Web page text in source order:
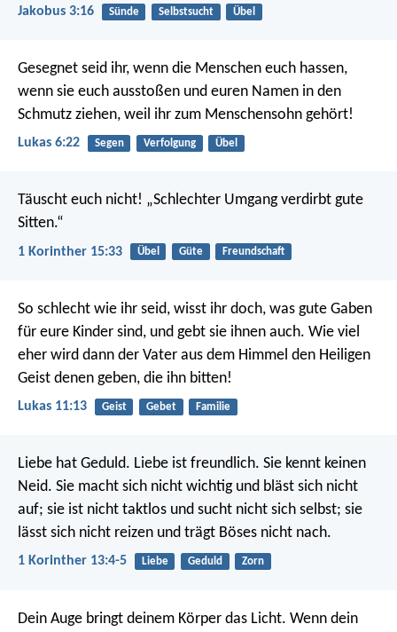
Jakobus 3:16 Sünde Selbstsucht Übel
Gesegnet seid ihr, wenn die Menschen euch hassen,
wenn sie euch ausstoßen und euren Namen in den
Schmutz ziehen, weil ihr zum Menschensohn gehört!
Lukas 6:22 Segen Verfolgung Übel
Täuscht euch nicht! „Schlechter Umgang verdirbt gute
Sitten.“
1 Korinther 15:33 Übel Güte Freundschaft
So schlecht wie ihr seid, wisst ihr doch, was gute Gaben
für eure Kinder sind, und gebt sie ihnen auch. Wie viel
eher wird dann der Vater aus dem Himmel den Heiligen
Geist denen geben, die ihn bitten!
Lukas 11:13 Geist Gebet Familie
Liebe hat Geduld. Liebe ist freundlich. Sie kennt keinen
Neid. Sie macht sich nicht wichtig und bläst sich nicht
auf; sie ist nicht taktlos und sucht nicht sich selbst; sie
lässt sich nicht reizen und trägt Böses nicht nach.
1 Korinther 13:4-5 Liebe Geduld Zorn
Dein Auge bringt deinem Körper das Licht. Wenn dein